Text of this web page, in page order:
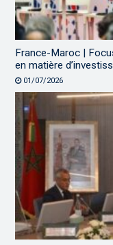
France-Maroc |
en matière
01/07/2026